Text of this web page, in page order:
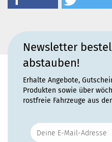
Newsletter
abstauben!
Erhalte Angebote,
Produkten sowie über
rostfreie Fahrzeuge aus